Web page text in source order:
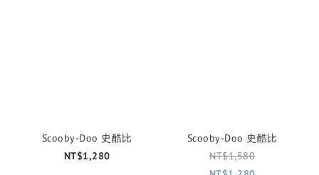
Scooby-Doo 史酷比
NT$1,280
Scooby-Doo 史酷比
NT$1,580